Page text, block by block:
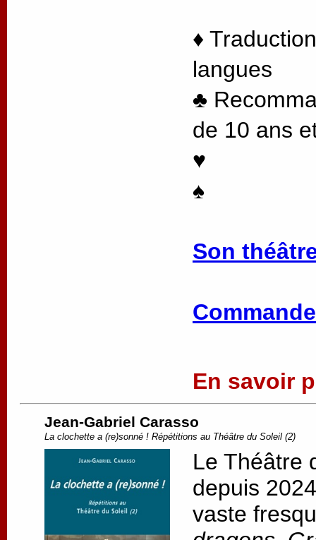
♦
langues
♣
de 10 ans
♥
♠
Son
En savoir
Jean-Gabriel Carasso
La clochette a (re)sonné ! Répétitions au Théâtre du Soleil (2)
Le Théâtre
depuis
vaste